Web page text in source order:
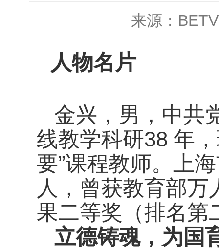
来源：
人物名片
金兴，男，中共
线教学科研38 年
要”课程教师。上
人，曾获教育部
果二等奖（排名第
立德铸魂，为国